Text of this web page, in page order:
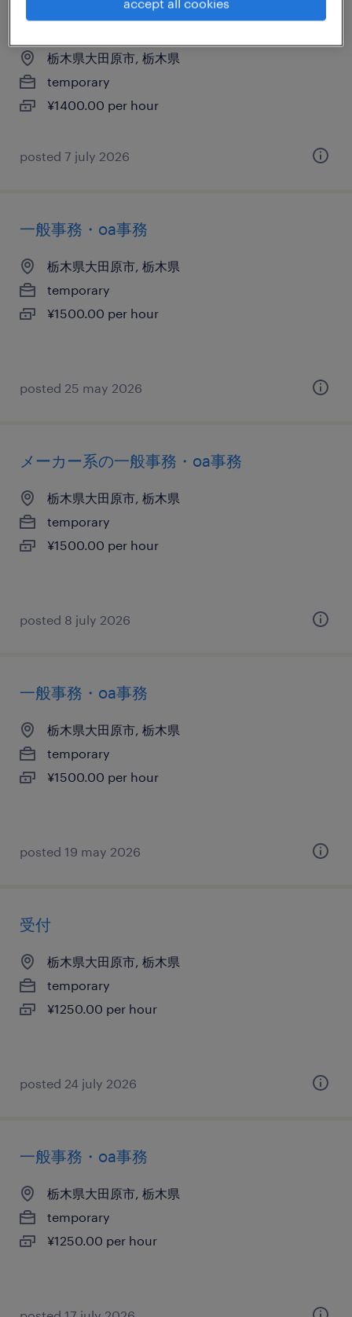
文経理
栃木県大田原市, 栃木県
temporary
¥1400.00 per hour
posted 7 july 2026
一般事務・oa事務
栃木県大田原市, 栃木県
temporary
¥1500.00 per hour
posted 25 may 2026
メーカー系の一般事務・oa事務
栃木県大田原市, 栃木県
temporary
¥1500.00 per hour
posted 8 july 2026
一般事務・oa事務
栃木県大田原市, 栃木県
temporary
¥1500.00 per hour
posted 19 may 2026
受付
栃木県大田原市, 栃木県
temporary
¥1250.00 per hour
posted 24 july 2026
一般事務・oa事務
栃木県大田原市, 栃木県
temporary
¥1250.00 per hour